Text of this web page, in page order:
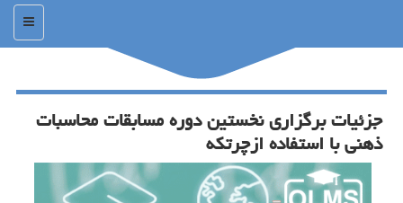
منو
جزئیات برگزاری نخستین دوره مسابقات محاسبات
ذهنی با استفاده ازچرتكه